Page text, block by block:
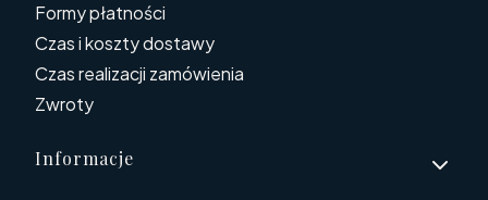
Formy płatności
Czas i koszty dostawy
Czas realizacji zamówienia
Zwroty
Informacje